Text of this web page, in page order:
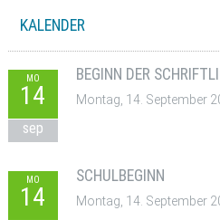
KALENDER
MO
14
sep
BEGINN DER
Montag, 14. September
MO
14
SCHULBEGINN
Montag, 14. September